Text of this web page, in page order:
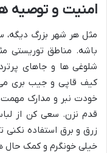
امنیت و توصیه
مثل هر شهر بزرگ دیگه،
باشه. مناطق توریستی
شلوغی ها و جاهای
کیف قاپی و جیب بری می
خودت نبر و مدارک
قدم نزن. سعی کن از
زرق و برق استفاده
خیلی خونگرم و کمک حال